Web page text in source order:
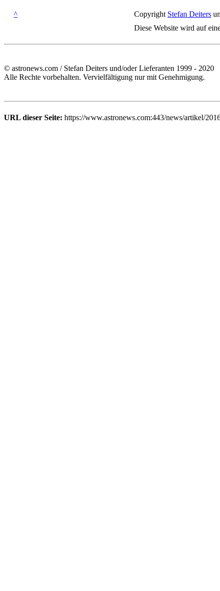
^ Copyright Stefan Deiters
Diese Website wird auf
© astronews.com / Stefan Deiters und/oder Lieferanten 1999 - 2020
Alle Rechte vorbehalten. Vervielfältigung nur mit Genehmigung.
URL dieser Seite: https://www.astronews.com:443/news/artikel/